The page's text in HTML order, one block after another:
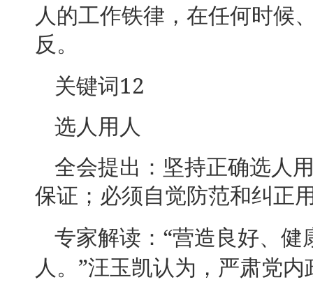
人的工作铁律，在任何时候
反。
关键词 12
选人用人
全会提出：坚持正确选人
保证；必须自觉防范和纠正
专家解读： “营造良好、健
人。 ”汪玉凯认为，严肃党